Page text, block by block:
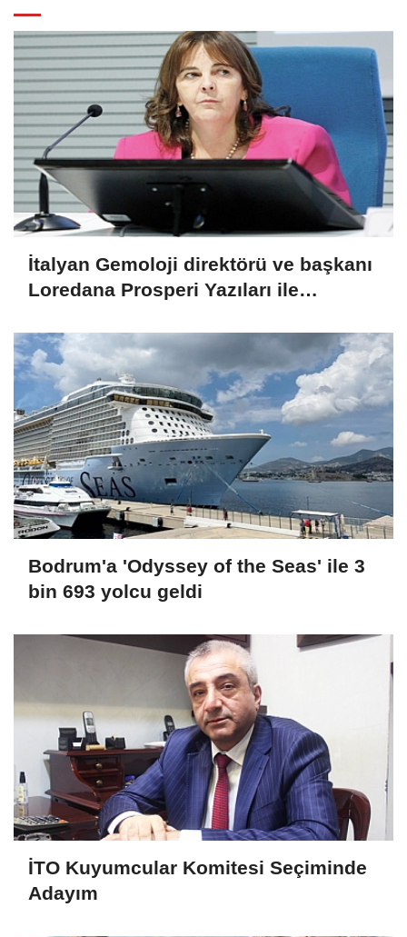
İtalyan Gemoloji direktörü ve başkanı
Loredana Prosperi Yazıları ile
Bodrum'a 'Odyssey of the Seas' ile 3
bin 693 yolcu geldi
İTO Kuyumcular Komitesi Seçiminde
Adayım